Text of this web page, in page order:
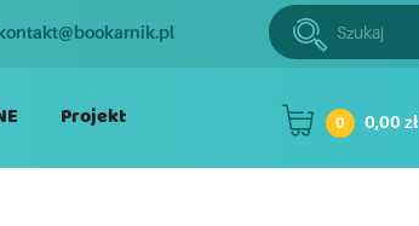
Szukaj:Szukaj
Projekt 0 0,00 zł